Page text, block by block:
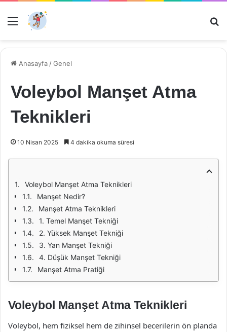
Menü
Anasayfa /Genel
Voleybol Manşet Atma
Teknikleri
10 Nisan 2025 4 dakika okuma süresi
Voleybol Manşet Atma Teknikleri
Manşet Nedir?
Manşet Atma Teknikleri
1. Temel Manşet Tekniği
2. Yüksek Manşet Tekniği
3. Yan Manşet Tekniği
4. Düşük Manşet Tekniği
Manşet Atma Pratiği
Voleybol Manşet Atma Teknikleri
Voleybol, hem fiziksel hem de zihinsel becerilerin ön planda